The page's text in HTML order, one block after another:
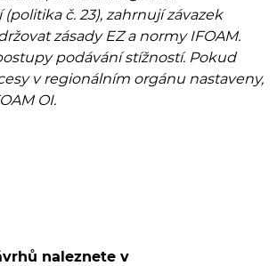
č. 23), zahrnují závazek
zásady EZ a normy IFOAM.
podávání stížností. Pokud
v regionálním orgánu nastaveny,
OI.
naleznete v